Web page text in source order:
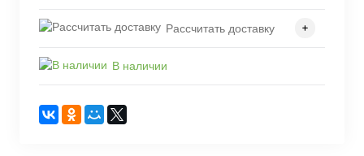
Рассчитать доставку
В наличии